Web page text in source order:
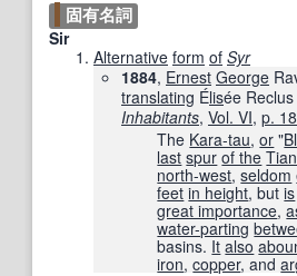
固有名詞
Sir
Alternative form of Syr
1884, Ernest George
translating Élisée Reclus
Inhabitants, Vol. VI, p.
The Kara-tau,or "
last spur of the
north-west,seldom
feet in height, butis
great importance,
water-parting
basins. It also
iron,copper, and